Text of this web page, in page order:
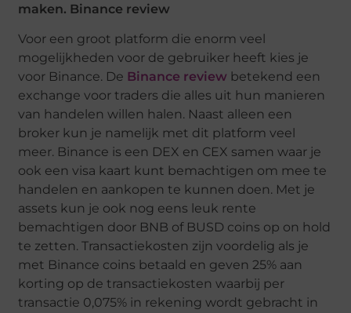
maken. Binance review
Voor een groot platform die enorm veel
mogelijkheden voor de gebruiker heeft kies je
voor Binance. De Binance review betekend een
exchange voor traders die alles uit hun manieren
van handelen willen halen. Naast alleen een
broker kun je namelijk met dit platform veel
meer. Binance is een DEX en CEX samen waar je
ook een visa kaart kunt bemachtigen om mee te
handelen en aankopen te kunnen doen. Met je
assets kun je ook nog eens leuk rente
bemachtigen door BNB of BUSD coins op on hold
te zetten. Transactiekosten zijn voordelig als je
met Binance coins betaald en geven 25% aan
korting op de transactiekosten waarbij per
transactie 0,075% in rekening wordt gebracht in